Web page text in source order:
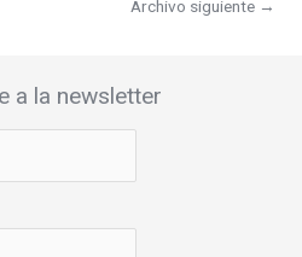
Archivo siguiente →
a la newsletter